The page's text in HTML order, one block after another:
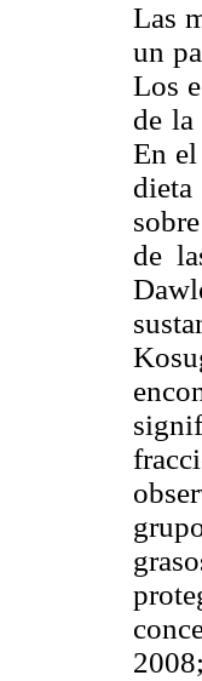
Las
un
Los
de
En
de